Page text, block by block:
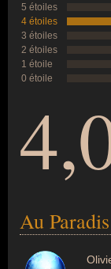
5 étoiles
4 étoiles
3 étoiles
2 étoiles
1 étoile
0 étoile
Au